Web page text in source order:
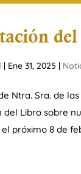
| Ene 31, 2025 |
Ntra. Sra. de
del Libro sobre
próximo 8 de